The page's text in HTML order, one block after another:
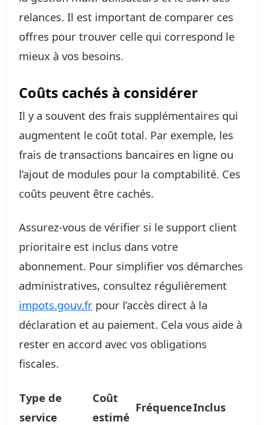
relances. Il est important de comparer ces
offres pour trouver celle qui correspond le
mieux à vos besoins.
Coûts cachés à considérer
Il y a souvent des frais supplémentaires qui
augmentent le coût total. Par exemple, les
frais de transactions bancaires en ligne ou
l’ajout de modules pour la comptabilité. Ces
coûts peuvent être cachés.
Assurez-vous de vérifier si le support client
prioritaire est inclus dans votre
abonnement. Pour simplifier vos démarches
administratives, consultez régulièrement
impots.gouv.fr pour l’accès direct à la
déclaration et au paiement. Cela vous aide à
rester en accord avec vos obligations
fiscales.
Type de
service
Coût
estimé
FréquenceInclus